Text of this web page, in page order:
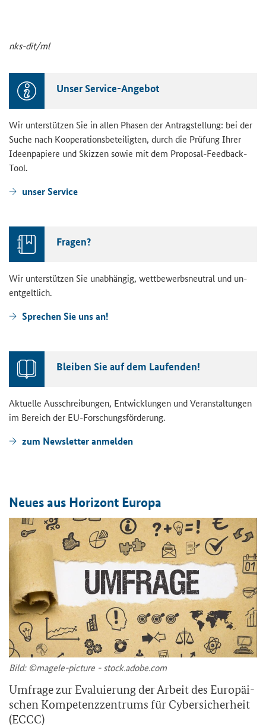
nks-​dit/ml
Unser Service-​Angebot
Wir un­ter­stüt­zen Sie in allen Pha­sen der An­trag­stel­lung: bei der
Suche nach Ko­ope­ra­ti­ons­be­tei­lig­ten, durch die Prü­fung Ihrer
Ideen­pa­pie­re und Skiz­zen sowie mit dem Proposal-​Feedback-
Tool.
unser Ser­vice
Fra­gen?
Wir un­ter­stüt­zen Sie un­ab­hän­gig, wett­be­werbs­neu­tral und un­
ent­gelt­lich.
Spre­chen Sie uns an!
Blei­ben Sie auf dem Lau­fen­den!
Ak­tu­el­le Aus­schrei­bun­gen, Ent­wick­lun­gen und Ver­an­stal­tun­gen
im Be­reich der EU-​Forschungsförderung.
zum News­let­ter an­mel­den
Neues aus Ho­ri­zont Eu­ro­pa
Bild: ©magele-​picture - stock.adobe.com
Um­fra­ge zur Eva­lu­ie­rung der Ar­beit des Eu­ro­päi­
schen Kom­pe­tenz­zen­trums für Cy­ber­si­cher­heit
(ECCC)